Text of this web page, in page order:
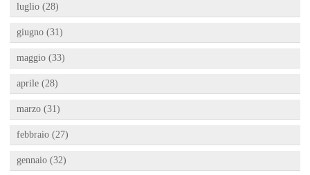
luglio (28)
giugno (31)
maggio (33)
aprile (28)
marzo (31)
febbraio (27)
gennaio (32)